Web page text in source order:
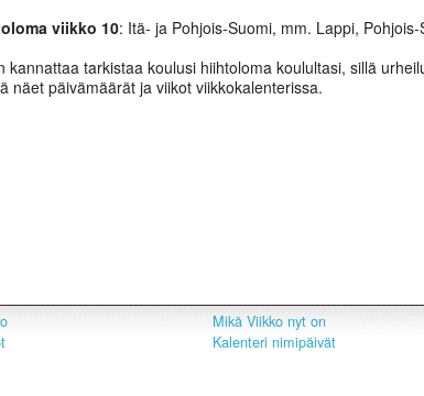
viikko 10: Itä- ja Pohjois-Suomi, mm. Lappi,
kannattaa tarkistaa koulusi hiihtoloma koulultasi, sillä
näet päivämäärät ja viikot viikkokalenterissa.
Mikä Viikko nyt on
Kalenteri nimipäivät